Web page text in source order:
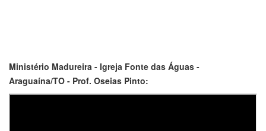
Ministério Madureira - Igreja Fonte das Águas -
Araguaína/TO - Prof. Oseias Pinto: